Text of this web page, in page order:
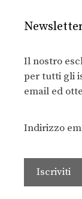
Il nostro
per tutti gli
email ed
Indirizzo